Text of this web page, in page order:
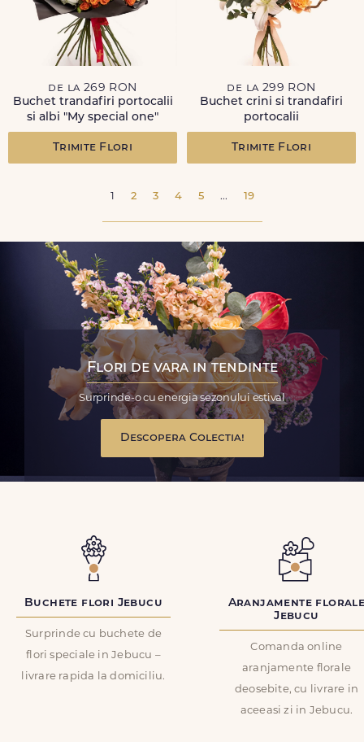
de la 269 RON
Buchet trandafiri portocalii
si albi "My special one"
Trimite Flori
de la 299 RON
Buchet crini si trandafiri
portocalii
Trimite Flori
1 2 3 4 5 ... 19
Flori de vara in tendinte
Surprinde-o cu energia sezonului estival
Descopera Colectia!
Buchete flori Jebucu
Surprinde cu buchete de
flori speciale in Jebucu –
livrare rapida la domiciliu.
Aranjamente
Jebucu
Comanda online
aranjamente florale
deosebite, cu livrare in
aceeasi zi in Jebucu.